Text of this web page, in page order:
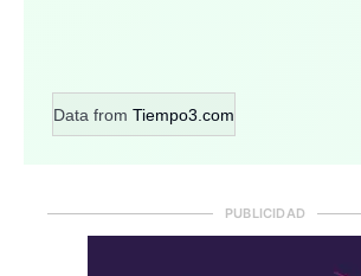
Data from Tiempo3.com
PUBLICIDAD